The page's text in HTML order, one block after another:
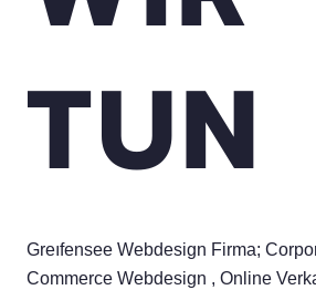
TUN
Greıfensee Webdesign Firma;
Commerce Webdesign , Online